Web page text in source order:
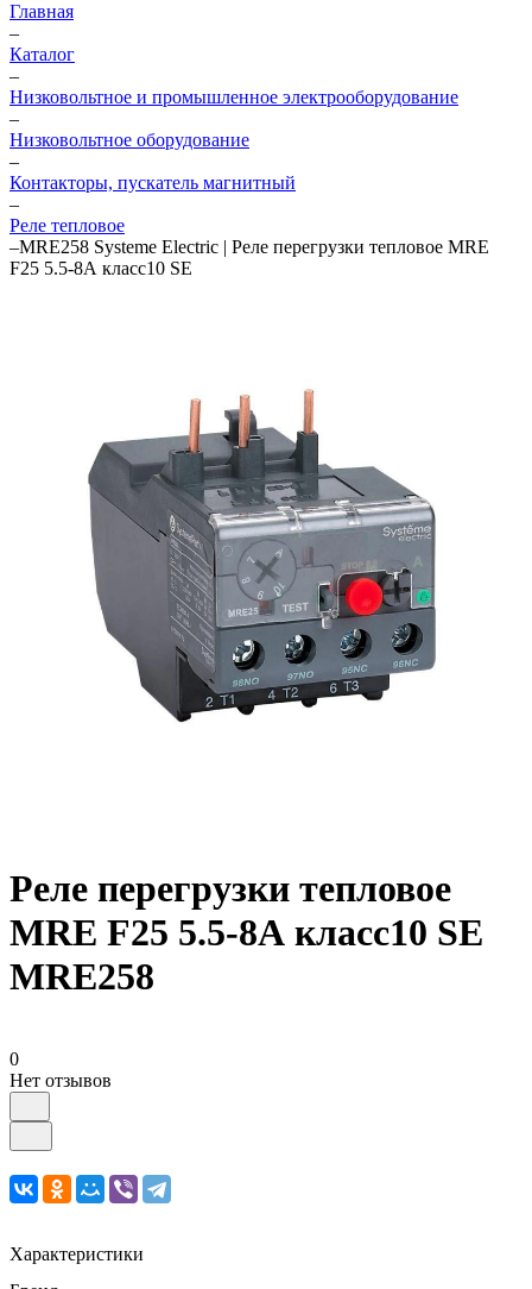
Главная
–
Каталог
–
Низковольтное и промышленное электрооборудование
–
Низковольтное оборудование
–
Контакторы, пускатель магнитный
–
Реле тепловое
–MRE258 Systeme Electric | Реле перегрузки тепловое MRE
F25 5.5-8А класс10 SE
Реле перегрузки тепловое
MRE F25 5.5-8А класс10 SE
MRE258
0
Нет отзывов
Характеристики